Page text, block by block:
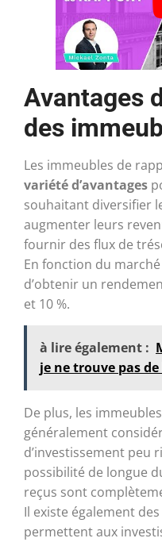
Avantages
des
Les immeubles de
variété d’avantages
souhaitant diversifier
augmenter leurs
fournir des flux de
En fonction du
d’obtenir un
et 10 %.
à lire également :
je ne trouve pas
De plus, les
généralement
d’investissement peu
possibilité de longue
reçus sont
Il existe également
permettent aux